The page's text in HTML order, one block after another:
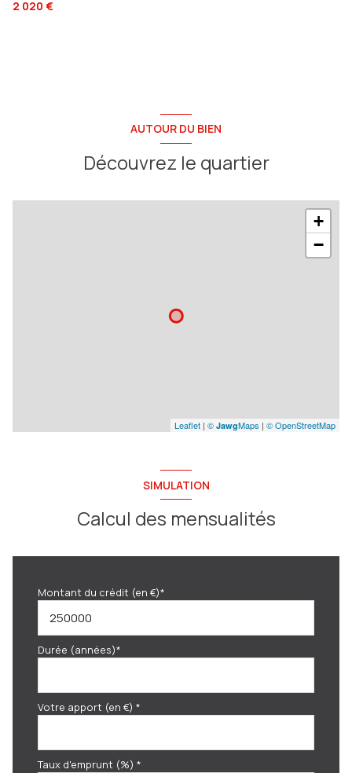
2 020 €
AUTOUR DU BIEN
Découvrez le quartier
+
−
Leaflet | © JawgMaps | © OpenStreetMap
SIMULATION
Calcul des mensualités
Montant du crédit (en €)*
Durée (années)*
Votre apport (en €) *
Taux d'emprunt (%) *